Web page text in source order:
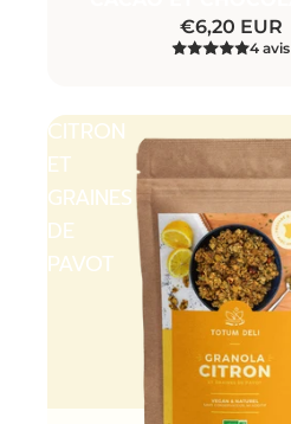
€6,20 EUR
4 avis
CITRON
ET
GRAINES
DE
PAVOT